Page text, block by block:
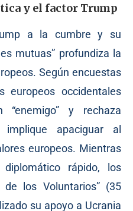
y el factor Trump
a la cumbre y su
mutuas” profundiza la
Según encuestas
europeos occidentales
y rechaza
apaciguar al
europeos. Mientras
rápido, los
los Voluntarios” (35
su apoyo a Ucrania